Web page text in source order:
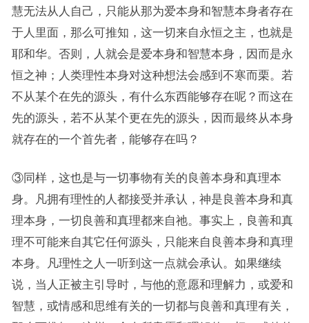
慧无法从人自己，只能从那为爱本身和智慧本身者存在
于人里面，那么可推知，这一切来自永恒之主，也就是
耶和华。否则，人就会是爱本身和智慧本身，因而是永
恒之神；人类理性本身对这种想法会感到不寒而栗。若
不从某个在先的源头，有什么东西能够存在呢？而这在
先的源头，若不从某个更在先的源头，因而最终从本身
就存在的一个首先者，能够存在吗？
③同样，这也是与一切事物有关的良善本身和真理本
身。凡拥有理性的人都接受并承认，神是良善本身和真
理本身，一切良善和真理都来自祂。事实上，良善和真
理不可能来自其它任何源头，只能来自良善本身和真理
本身。凡理性之人一听到这一点就会承认。如果继续
说，当人正被主引导时，与他的意愿和理解力，或爱和
智慧，或情感和思维有关的一切都与良善和真理有关，